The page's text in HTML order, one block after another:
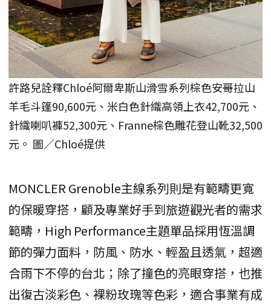
許路兒詮釋Chloé阿爾卑斯山滑雪系列棕色安哥拉山
羊毛斗篷90,600元、米白色針織高領上衣42,700元、
針織喇叭褲52,300元、Franne棕色雕花登山靴32,500
元。 圖／Chloé提供
MONCLER Grenoble主線系列則是有範疇更寬
的保暖穿搭，顧及專業好手到旅遊觀光者的需求
範疇，High Performance主題單品採用恆溫調
節的彈力面料，防風、防水、輕盈且透氣，超適
合雨下不停的台北；除了撞色的亮眼穿搭，也推
出復古淡彩色、裸粉玫瑰等色彩，適合事業有成